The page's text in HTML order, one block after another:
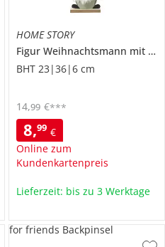
HOME STORY
Figur Weihnachtsmann mit LED Stern
BHT 23|36|6 cm
8,99 €
Online zum
Kundenkartenpreis
14,99 €***
Lieferzeit: bis zu 3 Werktage
for friends Backpinsel